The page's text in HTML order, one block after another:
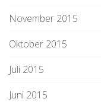
November 2015
Oktober 2015
Juli 2015
Juni 2015